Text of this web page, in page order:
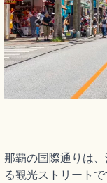
那覇の国際通りは
る観光ストリート